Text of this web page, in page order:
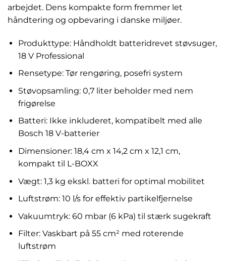
arbejdet. Dens kompakte form fremmer let
håndtering og opbevaring i danske miljøer.
Produkttype: Håndholdt batteridrevet støvsuger,
18 V Professional
Rensetype: Tør rengøring, posefri system
Støvopsamling: 0,7 liter beholder med nem
frigørelse
Batteri: Ikke inkluderet, kompatibelt med alle
Bosch 18 V-batterier
Dimensioner: 18,4 cm x 14,2 cm x 12,1 cm,
kompakt til L-BOXX
Vægt: 1,3 kg ekskl. batteri for optimal mobilitet
Luftstrøm: 10 l/s for effektiv partikelfjernelse
Vakuumtryk: 60 mbar (6 kPa) til stærk sugekraft
Filter: Vaskbart på 55 cm² med roterende
luftstrøm